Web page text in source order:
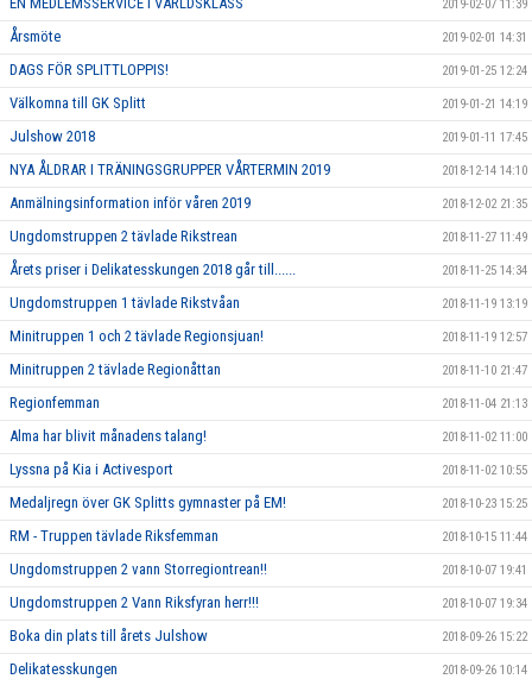
2019-02-07 11:39
Årsmöte 2019-02-01 14:31
DAGS FÖR SPLITTLOPPIS! 2019-01-25 12:24
Välkomna till GK Splitt 2019-01-21 14:19
Julshow 2018 2019-01-11 17:45
NYA ÅLDRAR I TRÄNINGSGRUPPER VÅRTERMIN 2019 2018-12-14 14:10
Anmälningsinformation inför våren 2019 2018-12-02 21:35
Ungdomstruppen 2 tävlade Rikstrean 2018-11-27 11:49
Årets priser i Delikatesskungen 2018 går till...... 2018-11-25 14:34
Ungdomstruppen 1 tävlade Rikstvåan 2018-11-19 13:19
Minitruppen 1 och 2 tävlade Regionsjuan! 2018-11-19 12:57
Minitruppen 2 tävlade Regionåttan 2018-11-10 21:47
Regionfemman 2018-11-04 21:13
Alma har blivit månadens talang! 2018-11-02 11:00
Lyssna på Kia i Activesport 2018-11-02 10:55
Medaljregn över GK Splitts gymnaster på EM! 2018-10-23 15:25
RM - Truppen tävlade Riksfemman 2018-10-15 11:44
Ungdomstruppen 2 vann Storregiontrean!! 2018-10-07 19:41
Ungdomstruppen 2 Vann Riksfyran herr!!! 2018-10-07 19:34
Boka din plats till årets Julshow 2018-09-26 15:22
Delikatesskungen 2018-09-26 10:14